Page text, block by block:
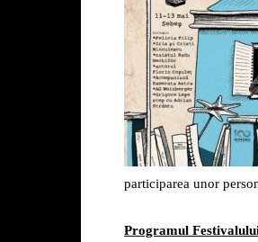
participarea unor
Programul